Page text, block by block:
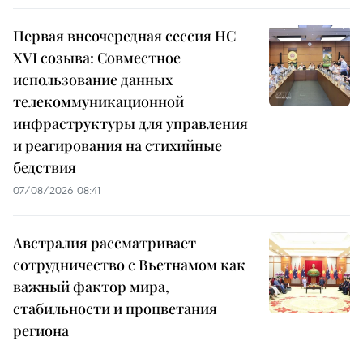
Первая внеочередная сессия НС
XVI созыва: Совместное
использование данных
телекоммуникационной
инфраструктуры для управления
и реагирования на стихийные
бедствия
07/08/2026 08:41
Австралия рассматривает
сотрудничество с Вьетнамом как
важный фактор мира,
стабильности и процветания
региона